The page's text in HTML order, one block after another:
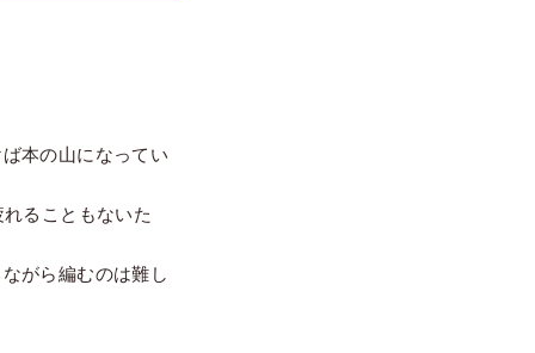
本の山になってい
ることもないた
がら編むのは難し